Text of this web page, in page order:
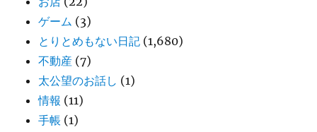
ゲーム (3)
とりとめもない日記 (1,680)
不動産 (7)
太公望のお話し (1)
情報 (11)
手帳 (1)